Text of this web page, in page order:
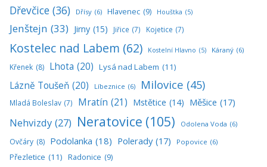
Dřevčice (36) Dřísy (6) Hlavenec (9) Houštka (5)
Jenštejn (33) Jirny (15) Jiřice (7) Kojetice (7)
Kostelec nad Labem (62) Kostelní Hlavno (5) Káraný (6)
Křenek (8) Lhota (20) Lysá nad Labem (11)
Lázně Toušeň (20) Líbeznice (6) Milovice (45)
Mladá Boleslav (7) Mratín (21) Mstětice (14) Měšice (17)
Nehvizdy (27) Neratovice (105) Odolena Voda (6)
Ovčáry (8) Podolanka (18) Polerady (17) Popovice (6)
Přezletice (11) Radonice (9)